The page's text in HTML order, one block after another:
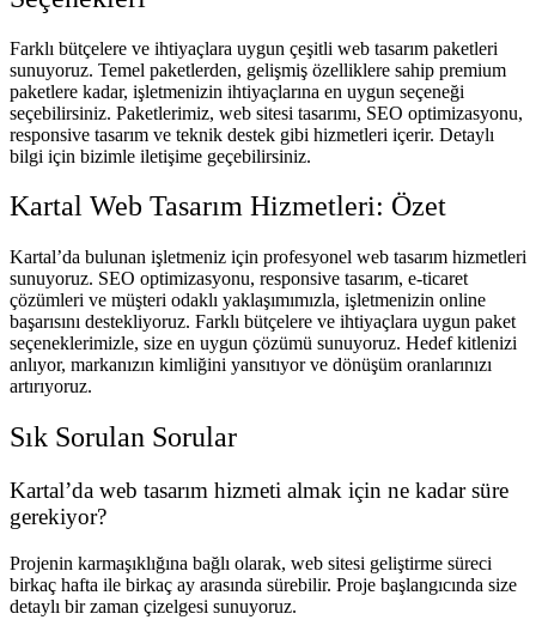
Farklı bütçelere ve ihtiyaçlara uygun çeşitli web tasarım paketleri
sunuyoruz. Temel paketlerden, gelişmiş özelliklere sahip premium
paketlere kadar, işletmenizin ihtiyaçlarına en uygun seçeneği
seçebilirsiniz. Paketlerimiz, web sitesi tasarımı, SEO optimizasyonu,
responsive tasarım ve teknik destek gibi hizmetleri içerir. Detaylı
bilgi için bizimle iletişime geçebilirsiniz.
Kartal Web Tasarım Hizmetleri: Özet
Kartal’da bulunan işletmeniz için profesyonel web tasarım hizmetleri
sunuyoruz. SEO optimizasyonu, responsive tasarım, e-ticaret
çözümleri ve müşteri odaklı yaklaşımımızla, işletmenizin online
başarısını destekliyoruz. Farklı bütçelere ve ihtiyaçlara uygun paket
seçeneklerimizle, size en uygun çözümü sunuyoruz. Hedef kitlenizi
anlıyor, markanızın kimliğini yansıtıyor ve dönüşüm oranlarınızı
artırıyoruz.
Sık Sorulan Sorular
Kartal’da web tasarım hizmeti almak için ne kadar süre
gerekiyor?
Projenin karmaşıklığına bağlı olarak, web sitesi geliştirme süreci
birkaç hafta ile birkaç ay arasında sürebilir. Proje başlangıcında size
detaylı bir zaman çizelgesi sunuyoruz.